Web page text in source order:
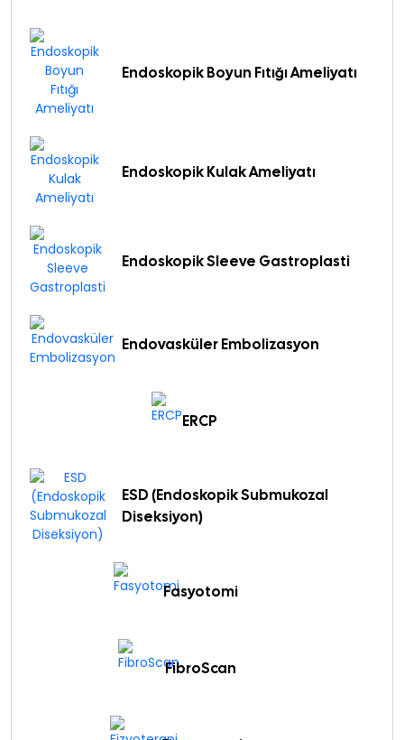
Endoskopik Boyun Fıtığı Ameliyatı
Endoskopik Kulak Ameliyatı
Endoskopik Sleeve Gastroplasti
Endovasküler Embolizasyon
ERCP
ESD (Endoskopik Submukozal
Diseksiyon)
Fasyotomi
FibroScan